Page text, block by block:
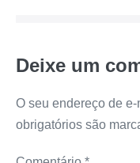
Deixe um
O seu endereço de
obrigatórios são